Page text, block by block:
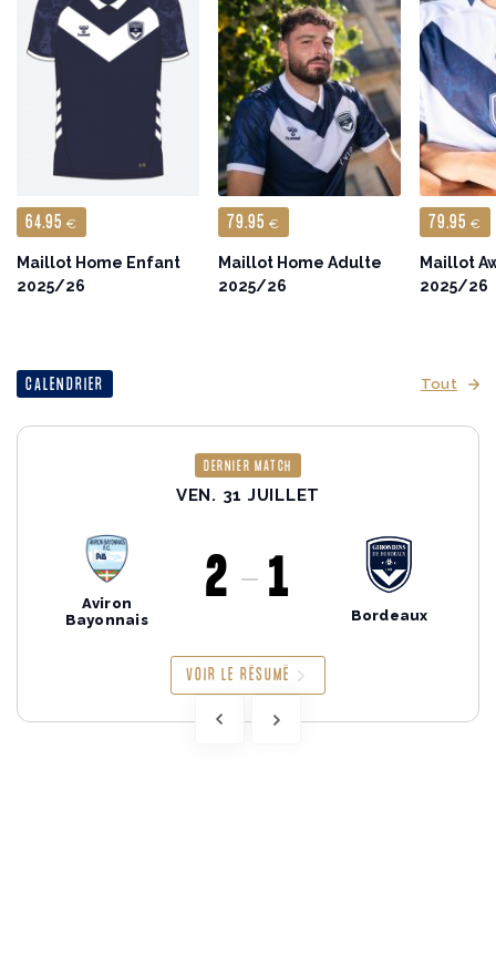
64.95 €
Maillot Home Enfant
2025/26
79.95 €
Maillot Home Adulte
2025/26
79.95 €
Maillot
2025/26
CALENDRIER Tout
DERNIER MATCH
VEN. 31 JUILLET
Aviron
Bayonnais
2 1
Bordeaux
VOIR LE RÉSUMÉ